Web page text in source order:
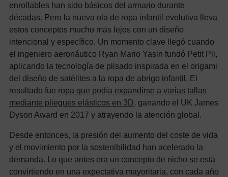
enrollables han sido básicos del armario durante
décadas. Pero la nueva ola de ropa infantil evolutiva lleva
estos conceptos mucho más lejos con un diseño
intencional y específico. Un momento clave llegó cuando
el ingeniero aeronáutico Ryan Mario Yasin fundó Petit Pli,
aplicando la tecnología de plisado inspirada en el origami
del diseño de satélites a la ropa de abrigo infantil. El
resultado fue ropa que podía expandirse a varias tallas
mediante pliegues elásticos en 3D, ganando el UK James
Dyson Award en 2017 y atrayendo la atención global.
Desde entonces, la presión del aumento del coste de vida
y el movimiento por la sostenibilidad han acelerado la
demanda. Lo que antes era un concepto de nicho se está
convirtiendo en una expectativa mayoritaria, con cada año